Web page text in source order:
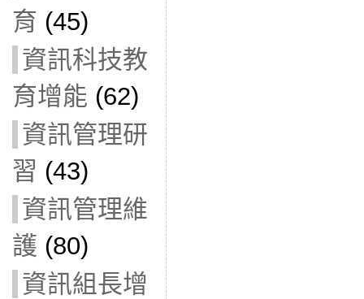
育 (45)
資訊科技教
育增能 (62)
資訊管理研
習 (43)
資訊管理維
護 (80)
資訊組長增